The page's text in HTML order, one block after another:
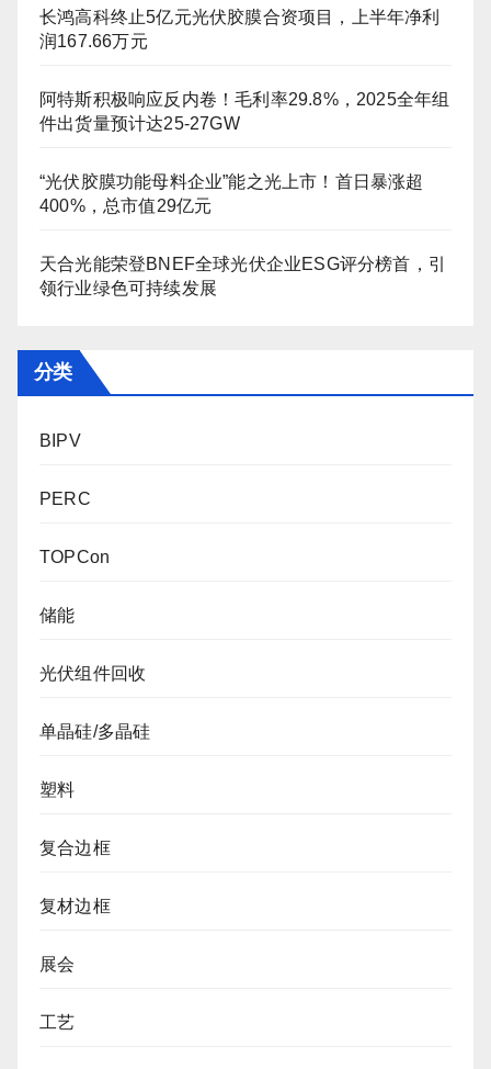
长鸿高科终止5亿元光伏胶膜合资项目，上半年净利
润167.66万元
阿特斯积极响应反内卷！毛利率29.8%，2025全年组
件出货量预计达25-27GW
“光伏胶膜功能母料企业”能之光上市！首日暴涨超
400%，总市值29亿元
天合光能荣登BNEF全球光伏企业ESG评分榜首，引
领行业绿色可持续发展
分类
BIPV
PERC
TOPCon
储能
光伏组件回收
单晶硅/多晶硅
塑料
复合边框
复材边框
展会
工艺